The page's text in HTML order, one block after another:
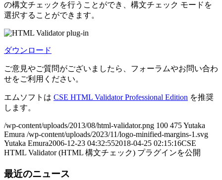
の構文チェックを行うことができ、構文チェック モードを
選択することができます。
ダウンロード
ご意見やご質問がございましたら、フォーラムやお問い合わ
せをご利用ください。
エムソフトは CSE HTML Validator Professional Edition を推奨
します。
/wp-content/uploads/2013/08/html-validator.png 100 475Yutaka
Emura /wp-content/uploads/2023/11/logo-minified-margins-1.svg
Yutaka Emura2006-12-23 04:32:552018-04-25 02:15:16CSE
HTML Validator (HTML 構文チェック) プラグインを公開
最近のニュース